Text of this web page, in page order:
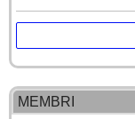
MEMBRI